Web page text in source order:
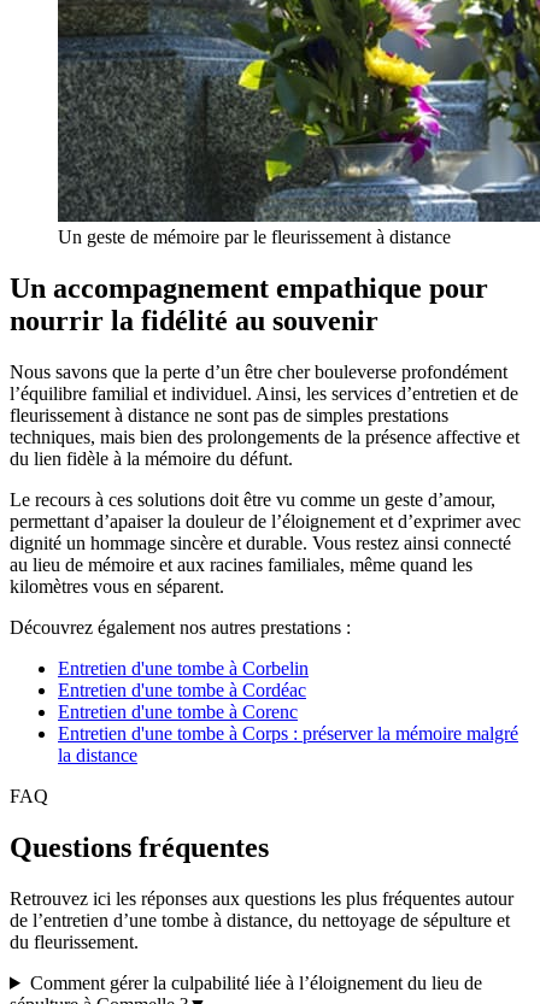
Un geste de mémoire par le fleurissement à distance
Un accompagnement empathique pour
nourrir la fidélité au souvenir
Nous savons que la perte d’un être cher bouleverse profondément
l’équilibre familial et individuel. Ainsi, les services d’entretien et de
fleurissement à distance ne sont pas de simples prestations
techniques, mais bien des prolongements de la présence affective et
du lien fidèle à la mémoire du défunt.
Le recours à ces solutions doit être vu comme un geste d’amour,
permettant d’apaiser la douleur de l’éloignement et d’exprimer avec
dignité un hommage sincère et durable. Vous restez ainsi connecté
au lieu de mémoire et aux racines familiales, même quand les
kilomètres vous en séparent.
Découvrez également nos autres prestations :
Entretien d'une tombe à Corbelin
Entretien d'une tombe à Cordéac
Entretien d'une tombe à Corenc
Entretien d'une tombe à Corps : préserver la mémoire malgré
la distance
FAQ
Questions fréquentes
Retrouvez ici les réponses aux questions les plus fréquentes autour
de l’entretien d’une tombe à distance, du nettoyage de sépulture et
du fleurissement.
Comment gérer la culpabilité liée à l’éloignement du lieu de